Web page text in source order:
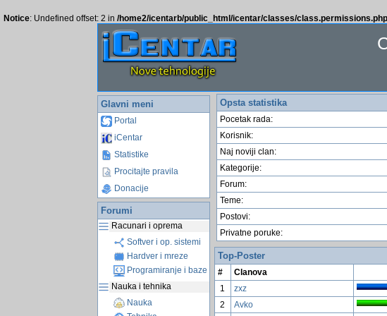
Notice: Undefined offset: 2 in /home2/icentarb/public_html/icentar/classes/class.permissions.php
Glavni meni
Portal
iCentar
Statistike
Procitajte pravila
Donacije
Forumi
Racunari i oprema
Softver i op. sistemi
Hardver i mreze
Programiranje i baze
Nauka i tehnika
Nauka
Opsta statistika
Pocetak rada:
Korisnik:
Naj noviji clan:
Kategorije:
Forum:
Teme:
Postovi:
Privatne poruke:
Top-Poster
# Clanova
1
zxz
2
Avko